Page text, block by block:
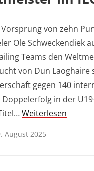
von zehn
Ole Schweckendiek
Teams den
von Dun
gegen 140
Doppelerfolg in der
Weiterlesen
August 2025